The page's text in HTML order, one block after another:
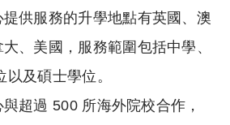
供服務的升學地點有英國、澳
、美國，服務範圍包括中學、
及碩士學位。
超過 500 所海外院校合作，